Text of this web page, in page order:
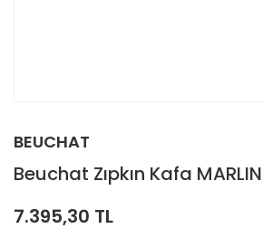
BEUCHAT
Beuchat Zıpkın Kafa
7.395,30 TL